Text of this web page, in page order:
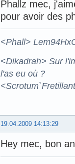
Phallz mec,
pour avoir des
<Phall>
<Dikadrah> Sur
l'as eu où ?
19.04.2009 14:13:29
Hey mec, bon